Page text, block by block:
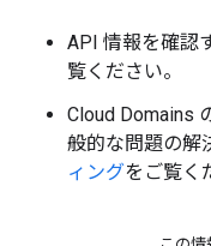
API 情報を確認
覧ください。
Cloud Domains
般的な問題の解
ィングをご覧く